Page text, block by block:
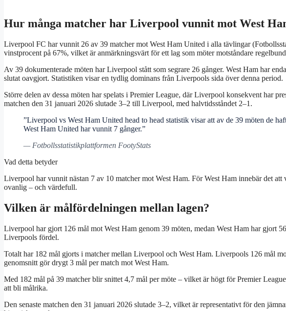
Hur många matcher har Liverpool vunnit mot West
Liverpool FC har vunnit 26 av 39 matcher mot West Ham United i alla tävlingar
vinstprocent på 67%, vilket är anmärkningsvärt för ett lag som möter motståndare
Av 39 dokumenterade möten har Liverpool stått som segrare 26 gånger. West Ham har
slutat oavgjort. Statistiken visar en tydlig dominans från Liverpools sida över denna period.
Större delen av dessa möten har spelats i Premier League, där Liverpool konsekvent har
matchen den 31 januari 2026 slutade 3–2 till Liverpool, med halvtidsståndet 2–1.
”Liverpool vs West Ham United head to head statistik visar att av de 39 möten de
West Ham United har vunnit 7 gånger.”
— Fotbollsstatistikplattformen FootyStats
Vad detta betyder
Liverpool har vunnit nästan 7 av 10 matcher mot West Ham. För West Ham innebär det att
ovanlig – och värdefull.
Vilken är målfördelningen mellan lagen?
Liverpool har gjort 126 mål mot West Ham genom 39 möten, medan West Ham har gjort
Liverpools fördel.
Totalt har 182 mål gjorts i matcher mellan Liverpool och West Ham. Liverpools 126 mål
genomsnitt gör drygt 3 mål per match mot West Ham.
Med 182 mål på 39 matcher blir snittet 4,7 mål per möte – vilket är högt för Premier
att bli målrika.
Den senaste matchen den 31 januari 2026 slutade 3–2, vilket är representativt för den